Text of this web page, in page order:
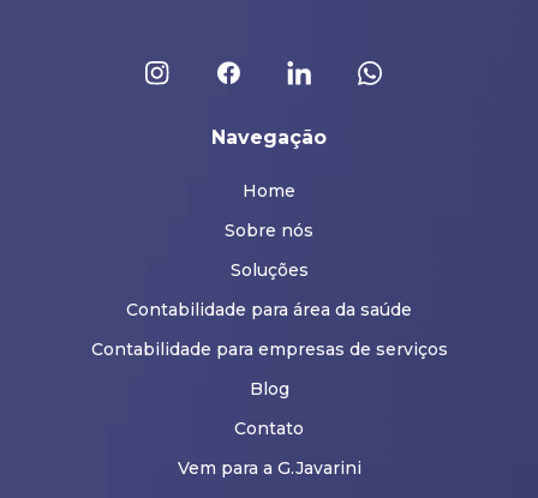
Navegação
Home
Sobre nós
Soluções
Contabilidade para área da saúde
Contabilidade para empresas de serviços
Blog
Contato
Vem para a G.Javarini